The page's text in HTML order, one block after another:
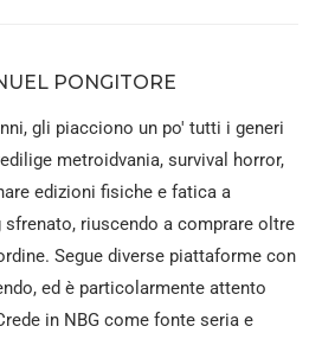
PONGITORE
gli piacciono un po' tutti i generi
metroidvania, survival horror,
edizioni fisiche e fatica a
riuscendo a comprare oltre
Segue diverse piattaforme con
ed è particolarmente attento
in NBG come fonte seria e